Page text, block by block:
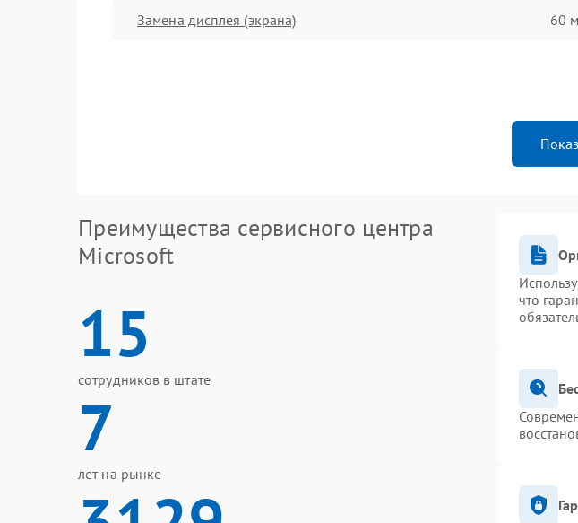
Замена дисплея (экрана) 60
Преимущества сервисного центра
Microsoft
15
сотрудников в штате
7
лет на рынке
что